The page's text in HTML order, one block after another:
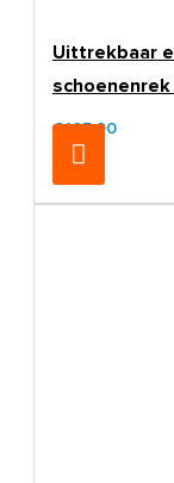
Uittrekbaar
schoenenrek
€105,00